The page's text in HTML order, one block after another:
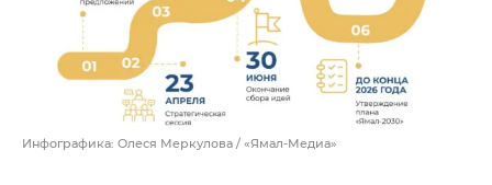
Инфографика: Олеся Меркулова / «Ямал-Медиа»